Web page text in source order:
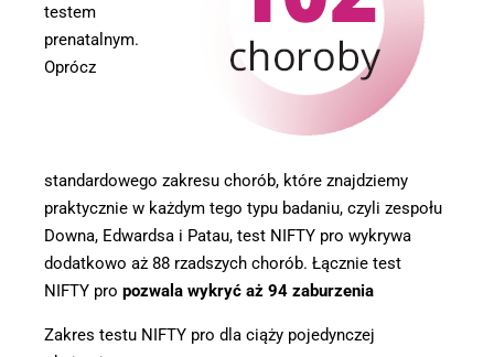
testem
prenatalnym.
Oprócz
standardowego zakresu chorób, które znajdziemy
praktycznie w każdym tego typu badaniu, czyli zespołu
Downa, Edwardsa i Patau, test NIFTY pro wykrywa
dodatkowo aż 88 rzadszych chorób. Łącznie test
NIFTY pro pozwala wykryć aż 94 zaburzenia
Zakres testu NIFTY pro dla ciąży pojedynczej